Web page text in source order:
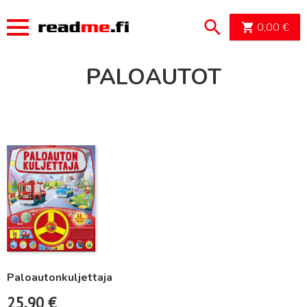
0,00 €
PALOAUTOT
Paloautonkuljettaja
25,90 €